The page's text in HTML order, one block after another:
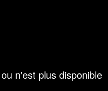
n'est plus disponible